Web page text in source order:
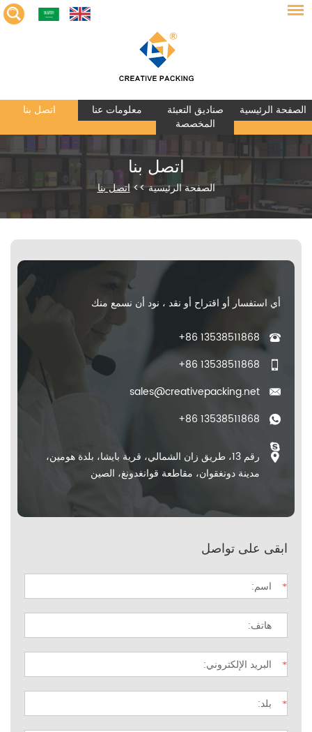
الصفحة الرئيسية
صناديق التعبئة
المخصصة
معلومات عنا اتصل بنا
اتصل بنا
الصفحة الرئيسية>>اتصل بنا
أي استفسار أو اقتراح أو نقد ، نود أن نسمع منك
+86 13538511868
+86 13538511868
sales@creativepacking.net
+86 13538511868
رقم 13، طريق زان الشمالي، قرية بايشا، بلدة هومين،
مدينة دونغقوان، مقاطعة قوانغدونغ، الصين
ابقى على تواصل